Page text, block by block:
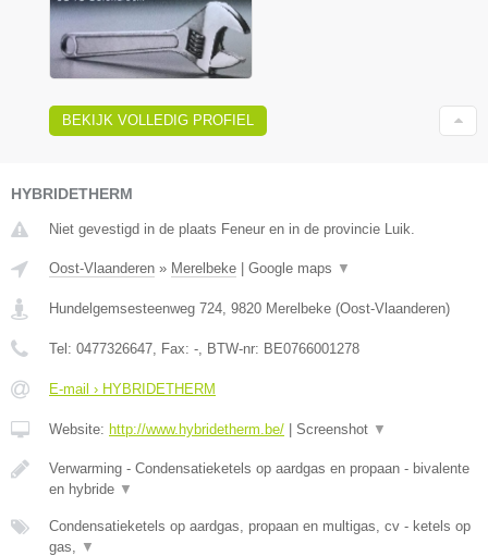
BEKIJK VOLLEDIG PROFIEL
HYBRIDETHERM
Niet gevestigd in de plaats Feneur en in de provincie Luik.
Oost-Vlaanderen » Merelbeke | Google maps ▼
Hundelgemsesteenweg 724 9820 Merelbeke (Oost-Vlaanderen)
Tel: 0477326647 , Fax: - , BTW-nr: BE0766001278
E-mail › HYBRIDETHERM
Website: http://www.hybridetherm.be/ | Screenshot ▼
Verwarming - Condensatieketels op aardgas en propaan - bivalente
en hybride ▼
Condensatieketels op aardgas, propaan en multigas, cv - ketels op
gas,
▼